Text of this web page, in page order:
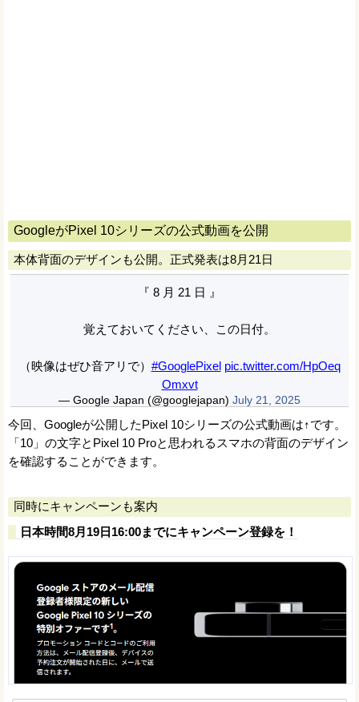
GoogleがPixel 10シリーズの公式動画を公開
本体背面のデザインも公開。正式発表は8月21日
『 8 月 21 日 』
覚えておいてください、この日付。
（映像はぜひ音アリで） #GooglePixel pic.twitter.com/HpOeq
Omxvt
— Google Japan (@googlejapan) July 21, 2025
今回、Googleが公開したPixel 10シリーズの公式動画は↑です。
「10」の文字とPixel 10 Proと思われるスマホの背面のデザイン
を確認することができます。
同時にキャンペーンも案内
日本時間8月19日16:00までにキャンペーン登録を！